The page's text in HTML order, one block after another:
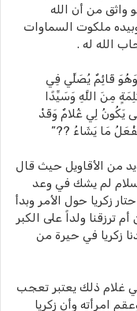
واثق من أن الله
ملكوت السماوات
الله له .
وَهُوَ قَائِمٌ يُصَلِّي فِي
مِنَ اللَّهِ وَسَيِّدًا
يَكُونُ لِي غُلامٌ وَقَدْ
مَا يَشَاءُ ??”
من الأقاويل حيث قال
لم يشك في وعد
زكريا حول الأمر وبدأ
ترزقنا ولداً على الكبر
زكريا في حيرة من
غلام ذلك يعتبر تعجب
امرأته وأن زكريا